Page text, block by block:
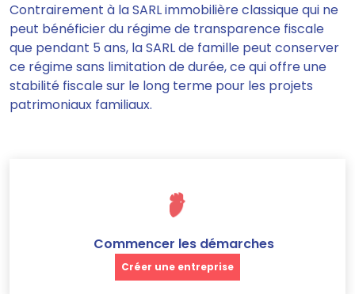
Contrairement à la SARL immobilière classique qui ne
peut bénéficier du régime de transparence fiscale
que pendant 5 ans, la SARL de famille peut conserver
ce régime sans limitation de durée, ce qui offre une
stabilité fiscale sur le long terme pour les projets
patrimoniaux familiaux.
Commencer les démarches
Créer une entreprise